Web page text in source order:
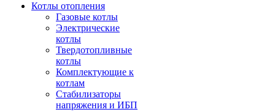
Котлы отопления
Газовые котлы
Электрические
котлы
Твердотопливные
котлы
Комплектующие к
котлам
Стабилизаторы
напряжения и ИБП